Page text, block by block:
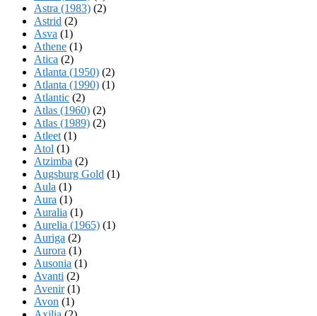
Astra (1983) (2)
Astrid (2)
Asva (1)
Athene (1)
Atica (2)
Atlanta (1950) (2)
Atlanta (1990) (1)
Atlantic (2)
Atlas (1960) (2)
Atlas (1989) (2)
Atleet (1)
Atol (1)
Atzimba (2)
Augsburg Gold (1)
Aula (1)
Aura (1)
Auralia (1)
Aurelia (1965) (1)
Auriga (2)
Aurora (1)
Ausonia (1)
Avanti (2)
Avenir(1)
Avon (1)